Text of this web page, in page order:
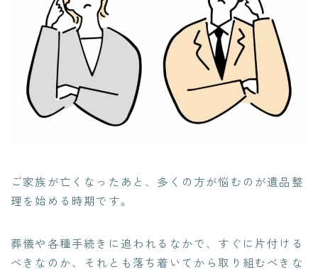
ご家族が亡くなったあと、多くの方が悩むのが遺品整
理を始める時期です。
葬儀や各種手続きに追われるなかで、すぐに片付ける
べきなのか、それとも落ち着いてから取り組むべきな